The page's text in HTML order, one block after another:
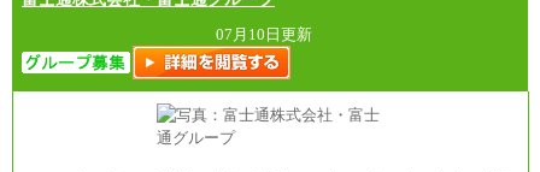
07月10日更新